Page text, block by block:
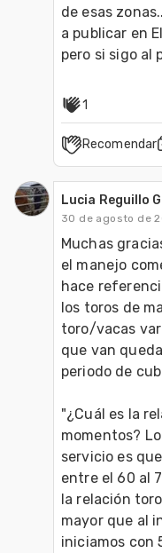
de esas
a publicar en
pero si sigo al
1
Recomendar
Lucia Reguillo
30 de agosto de
Muchas
el manejo
hace
los toros de
toro/vacas
que van
periodo de
"¿Cuál es la
momentos?
servicio es
entre el 60 al
la relación
mayor que al
iniciamos con